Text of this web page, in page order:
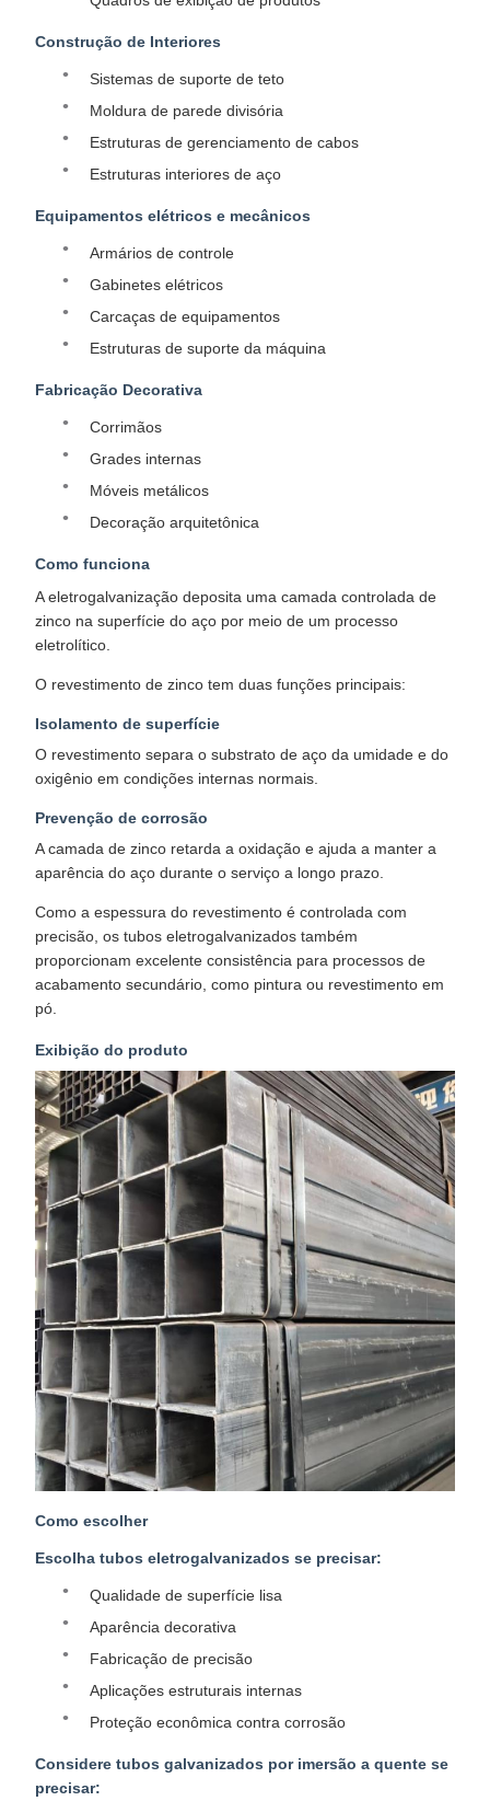
Construção de Interiores
Sistemas de suporte de teto
Moldura de parede divisória
Estruturas de gerenciamento de cabos
Estruturas interiores de aço
Equipamentos elétricos e mecânicos
Armários de controle
Gabinetes elétricos
Carcaças de equipamentos​
Estruturas de suporte da máquina
Fabricação Decorativa
Corrimãos
Grades internas
Móveis metálicos
Decoração arquitetônica
Como funciona
A eletrogalvanização deposita uma camada controlada de
zinco na superfície do aço por meio de um processo
eletrolítico.​
O revestimento de zinco tem duas funções principais:​
Isolamento de superfície
O revestimento separa o substrato de aço da umidade e do
oxigênio em condições internas normais.​
Prevenção de corrosão
A camada de zinco retarda a oxidação e ajuda a manter a
aparência do aço durante o serviço a longo prazo.​
Como a espessura do revestimento é controlada com
precisão, os tubos eletrogalvanizados também
proporcionam excelente consistência para processos de
acabamento secundário, como pintura ou revestimento em
pó.
Exibição do produto
Como escolher
Escolha tubos eletrogalvanizados se precisar:
Qualidade de superfície lisa
Aparência decorativa
Fabricação de precisão
Aplicações estruturais internas
Proteção econômica contra corrosão
Considere tubos galvanizados por imersão a quente se
precisar: